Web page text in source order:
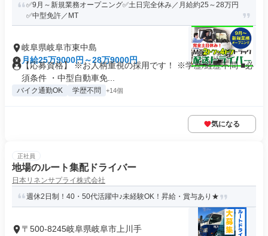
✅9月～新規業務オープニング✅土日完全休み／月給約25～28万円
✅中型免許／MT
岐阜県岐阜市東中島
月給25万9000円～28万9000円
【応募資格】 ※お人柄重視の採用です！ ※学歴/経歴不問 ■必
須条件 ・中型自動車免...
バイク通勤OK 学歴不問 +14個
気になる
正社員
地場のルート集配ドライバー
日本リネンサプライ株式会社
週休2日制！40・50代活躍中♪未経験OK！昇給・賞与あり★
〒500-8245岐阜県岐阜市上川手